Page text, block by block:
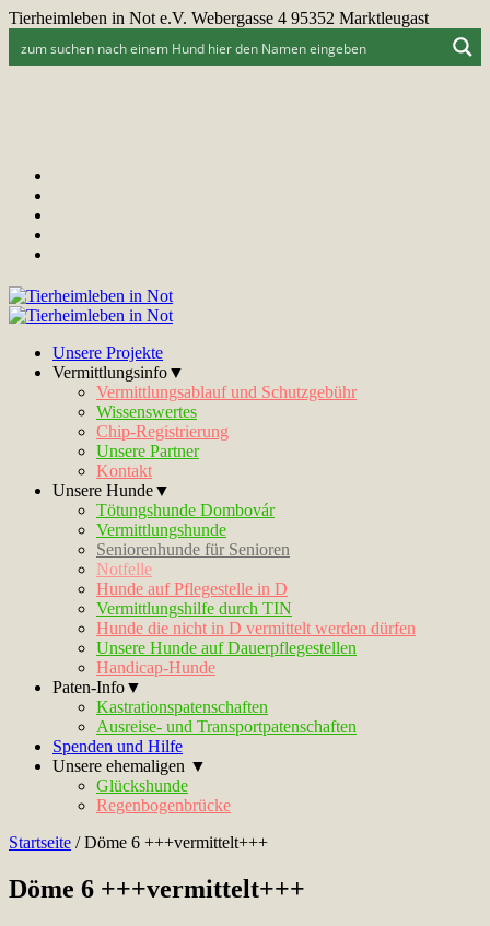
Tierheimleben in Not e.V. Webergasse 4 95352 Marktleugast
Unsere Projekte
Vermittlungsinfo▼
Vermittlungsablauf und Schutzgebühr
Wissenswertes
Chip-Registrierung
Unsere Partner
Kontakt
Unsere Hunde▼
Tötungshunde Dombovár
Vermittlungshunde
Seniorenhunde für Senioren
Notfelle
Hunde auf Pflegestelle in D
Vermittlungshilfe durch TIN
Hunde die nicht in D vermittelt werden dürfen
Unsere Hunde auf Dauerpflegestellen
Handicap-Hunde
Paten-Info▼
Kastrationspatenschaften
Ausreise- und Transportpatenschaften
Spenden und Hilfe
Unsere ehemaligen ▼
Glückshunde
Regenbogenbrücke
Startseite /Döme 6 +++vermittelt+++
Döme 6 +++vermittelt+++